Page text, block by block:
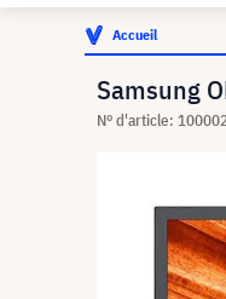
Accueil
Samsung
N° d'article: